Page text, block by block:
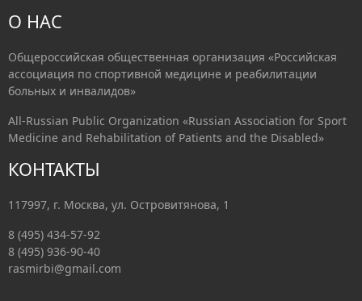
О НАС
Общероссийская общественная организация «Российская
ассоциация по спортивной медицине и реабилитации
больных и инвалидов»
All-Russian Public Organization «Russian Association for Sport
Medicine and Rehabilitation of Patients and the Disabled»
КОНТАКТЫ
117997, г. Москва, ул. Островитянова, 1
8 (495) 434-57-92
8 (495) 936-90-40
rasmirbi@gmail.com